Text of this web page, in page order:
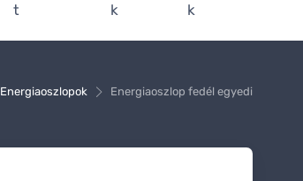
t
k
k
Energiaoszlopok Energiaoszlop fedél egyedi